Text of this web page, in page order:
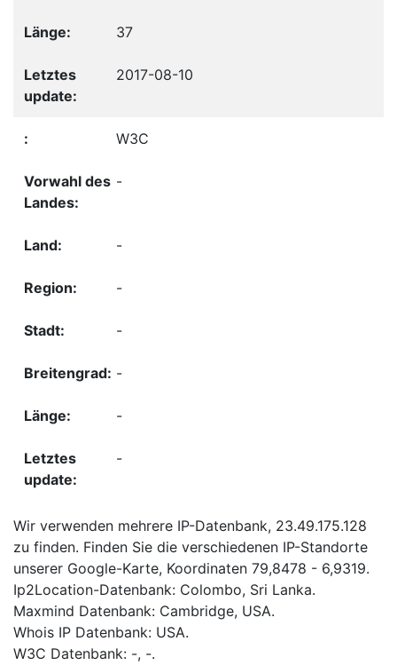
37
2017-08-10
W3C
-
-
-
-
-
-
-
Wir verwenden mehrere IP-Datenbank, 23.49.175.128
zu finden. Finden Sie die verschiedenen IP-Standorte
unserer Google-Karte, Koordinaten 79,8478 - 6,9319.
Ip2Location-Datenbank: Colombo, Sri Lanka.
Maxmind Datenbank: Cambridge, USA.
Whois IP Datenbank: USA.
W3C Datenbank: -, -.